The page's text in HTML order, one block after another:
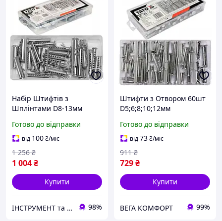
Набір Штифтів з
Шплінтами D8-13мм
YATO
Готово до відправки
від 100₴/міс
1 004₴
1 256 ₴
Купити
ІНСТРУМЕНТ та МЕТИЗИ 98%
Штифти з Отвором 60шт
D5;6;8;10;12мм
YATO
Готово до відправки
від73₴/міс
729₴
911 ₴
Купити
ВЕГА КОМФОРТ 99%